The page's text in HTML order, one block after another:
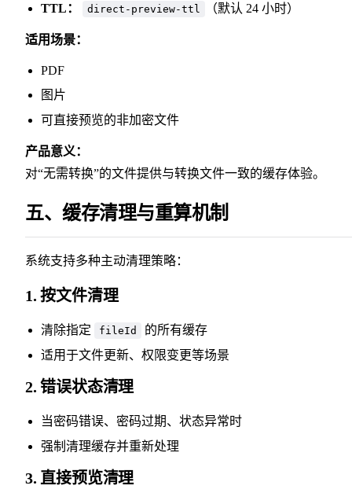
TTL： direct-preview-ttl （默认 24 小时）
适用场景：
PDF
图片
可直接预览的非加密文件
产品意义：
对“无需转换”的文件提供与转换文件一致的缓存体验。
五、缓存清理与重算机制
系统支持多种主动清理策略：
1. 按文件清理
清除指定 fileId
的所有缓存
适用于文件更新、权限变更等场景
2. 错误状态清理
当密码错误、密码过期、状态异常时
强制清理缓存并重新处理
3. 直接预览清理